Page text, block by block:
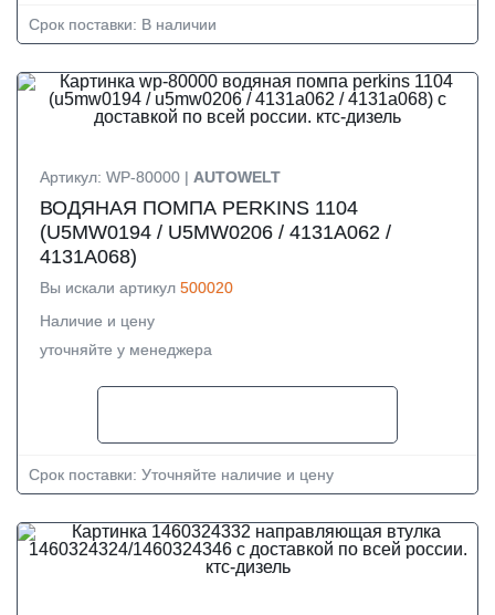
Срок поставки: В наличии
Артикул: WP-80000 | AUTOWELT
ВОДЯНАЯ ПОМПА PERKINS 1104
(U5MW0194 / U5MW0206 / 4131A062 /
4131A068)
Вы искали артикул 500020
Наличие и цену
уточняйте у менеджера
Срок поставки: Уточняйте наличие и цену